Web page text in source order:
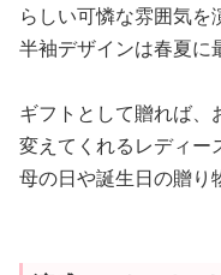
らしい可憐な雰囲気を
半袖デザインは春夏に
ギフトとして贈れば、
変えてくれるレディー
母の日や誕生日の贈り